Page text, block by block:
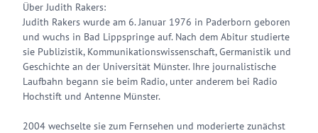
Über Judith Rakers:
Judith Rakers wurde am 6. Januar 1976 in Paderborn geboren
und wuchs in Bad Lippspringe auf. Nach dem Abitur studierte
sie Publizistik, Kommunikationswissenschaft, Germanistik und
Geschichte an der Universität Münster. Ihre journalistische
Laufbahn begann sie beim Radio, unter anderem bei Radio
Hochstift und Antenne Münster.
2004 wechselte sie zum Fernsehen und moderierte zunächst